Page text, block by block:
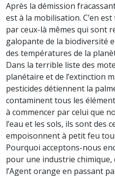
Après la démission
est à la mobilisation. C’en
par ceux-là mêmes qui sont
galopante de la biodiversité
des températures de la
Dans la terrible liste des
planétaire et de l’extinction
pesticides détiennent la
contaminent tous les
à commencer par celui que
l’eau et les sols, ils sont des
empoisonnent à petit feu
Pourquoi acceptons-nous
pour une industrie chimique,
l’Agent orange en passant